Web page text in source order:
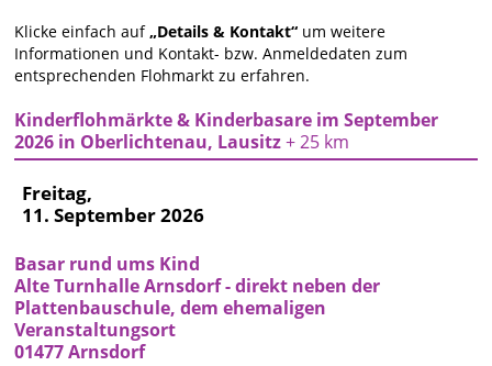
Klicke einfach auf„Details & Kontakt“ um weitere
Informationen und Kontakt- bzw. Anmeldedaten zum
entsprechenden Flohmarkt zu erfahren.
Kinderflohmärkte & Kinderbasare im September
2026 in Oberlichtenau, Lausitz+ 25 km
Freitag,
11. September 2026
Basar rund ums Kind
Alte Turnhalle Arnsdorf - direkt neben der
Plattenbauschule, dem ehemaligen
Veranstaltungsort
01477 Arnsdorf